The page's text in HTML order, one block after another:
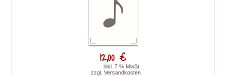
12,00 €
inkl. 7 % MwSt.
zzgl. Versandkosten